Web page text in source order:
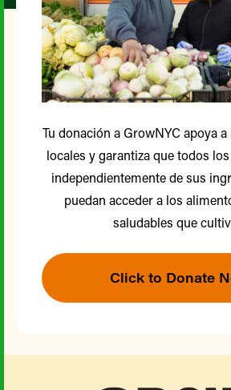
Tu donación a GrowNYC apoya
locales y garantiza que todos
independientemente de sus
puedan acceder a los
saludables que
Click to Donate